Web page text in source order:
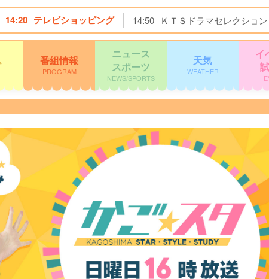
14:20 テレビショッピング 14:50 ＫＴＳドラマセレクション
番組情報
PROGRAM
ニュース
スポーツ
NEWS/SPORTS
天気
WEATHER
イ